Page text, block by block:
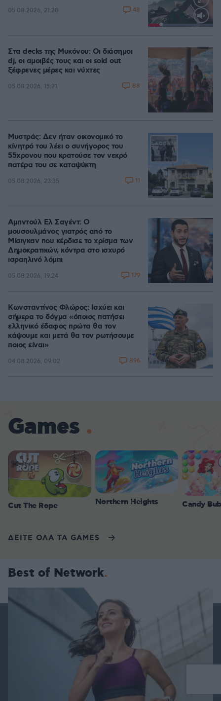
Loaded
05.08.2026, 21:28 48
Στα decks της Μυκόνου: Οι διάσημοι
dj, οι αμοιβές τους και οι sold out
ξέφρενες μέρες και νύχτες
05.08.2026, 15:21 88
Μυστράς: Δεν ήταν οικονομικό το
κίνητρό του λέει ο συνήγορος του
55χρονου που κρατούσε τον νεκρό
πατέρα του σε καταψύκτη
05.08.2026, 23:35 11
Αμπντούλ Ελ Σαγέντ: Ο
μουσουλμάνος γιατρός από το
Μίσιγκαν που κέρδισε το χρίσμα των
Δημοκρατικών, κόντρα στο ισχυρό
ισραηλινό λόμπι
05.08.2026, 19:24 179
Κωνσταντίνος Φλώρος: Ισχύει και
σήμερα το δόγμα «όποιος πατήσει
ελληνικό έδαφος πρώτα θα τον
κάψουμε και μετά θα τον ρωτήσουμε
ποιος είναι»
04.08.2026, 09:02 896
Games
Cut The Rope Northern Heights Candy
ΔΕΙΤΕ ΟΛΑ ΤΑ GAMES
Best of Network